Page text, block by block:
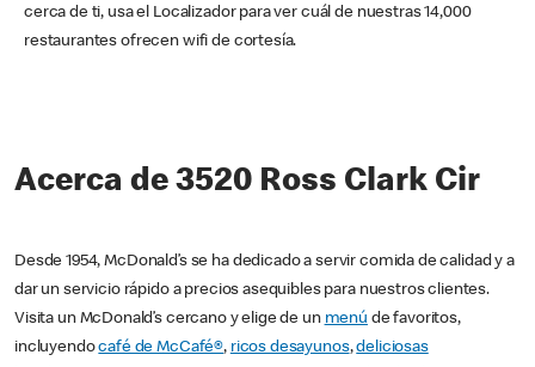
cerca de ti, usa el Localizador para ver cuál de nuestras 14,000
restaurantes ofrecen wifi de cortesía.
Acerca de 3520 Ross Clark Cir
Desde 1954, McDonald’s se ha dedicado a servir comida de calidad y a
dar un servicio rápido a precios asequibles para nuestros clientes.
Visita un McDonald’s cercano y elige de un menú de favoritos,
incluyendocafé de McCafé®, ricos desayunos,deliciosas